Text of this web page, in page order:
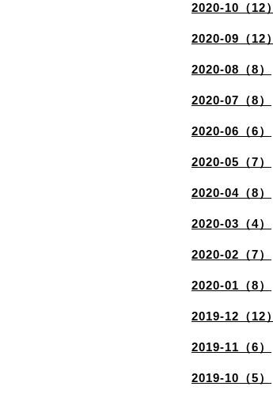
2020-10（12）
2020-09（12）
2020-08（8）
2020-07（8）
2020-06（6）
2020-05（7）
2020-04（8）
2020-03（4）
2020-02（7）
2020-01（8）
2019-12（12）
2019-11（6）
2019-10（5）